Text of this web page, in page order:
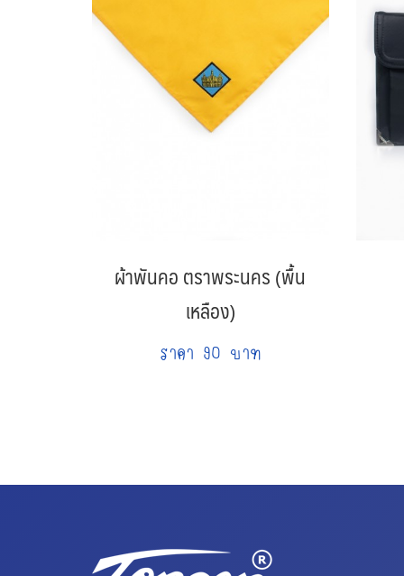
ผ้าพันคอ ตราพระนคร (พื้น
เหลือง)
ราคา 90 บาท